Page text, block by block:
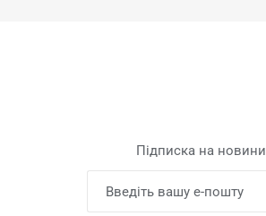
Підписка на новини